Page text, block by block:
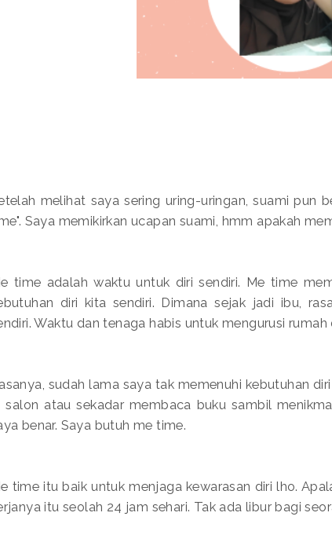
melihat saya sering uring-uringan, suami pun
Saya memikirkan ucapan suami, hmm apakah
time adalah waktu untuk diri sendiri. Me time
diri kita sendiri. Dimana sejak jadi ibu,
Waktu dan tenaga habis untuk mengurusi rumah
sudah lama saya tak memenuhi kebutuhan
salon atau sekadar membaca buku sambil
benar. Saya butuh me time.
time itu baik untuk menjaga kewarasan diri lho.
itu seolah 24 jam sehari. Tak ada libur bagi